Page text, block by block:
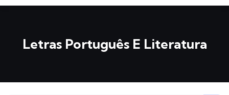
Letras Português E Literatura